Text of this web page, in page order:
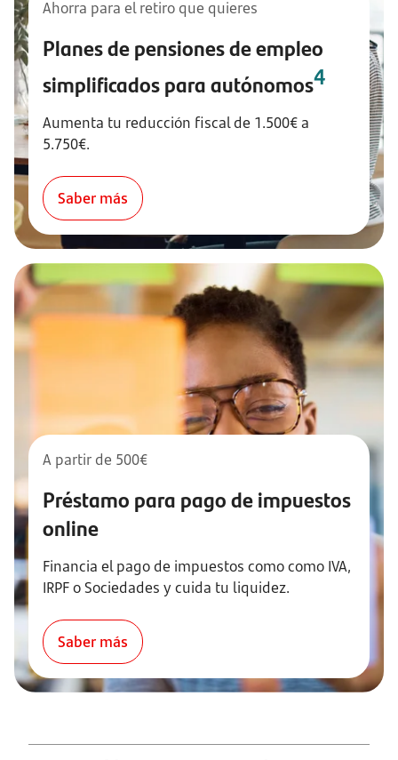
Ahorra para el retiro que quieres
Planes de pensiones de empleo
simplificados para autónomos4
Aumenta tu reducción fiscal de 1.500€ a
5.750€.
Saber más
A partir de 500€
Préstamo para pago de impuestos
online
Financia el pago de impuestos como como IVA,
IRPF o Sociedades y cuida tu liquidez.
Saber más